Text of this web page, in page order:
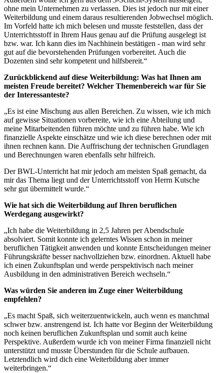
ohne mein Unternehmen zu verlassen. Dies ist jedoch nur mit einer
Weiterbildung und einem daraus resultierenden Jobwechsel möglich.
Im Vorfeld hatte ich mich belesen und musste feststellen, dass der
Unterrichtsstoff in Ihrem Haus genau auf die Prüfung ausgelegt ist
bzw. war. Ich kann dies im Nachhinein bestätigen - man wird sehr
gut auf die bevorstehenden Prüfungen vorbereitet. Auch die
Dozenten sind sehr kompetent und hilfsbereit.“
Zurückblickend auf diese Weiterbildung: Was hat Ihnen am
meisten Freude bereitet? Welcher Themenbereich war für Sie
der Interessanteste?
„Es ist eine Mischung aus allen Bereichen. Zu wissen, wie ich mich
auf gewisse Situationen vorbereite, wie ich eine Abteilung und
meine Mitarbeitenden führen möchte und zu führen habe. Wie ich
finanzielle Aspekte einschätze und wie ich diese berechnen oder mit
ihnen rechnen kann. Die Auffrischung der technischen Grundlagen
und Berechnungen waren ebenfalls sehr hilfreich.
Der BWL-Unterricht hat mir jedoch am meisten Spaß gemacht, da
mir das Thema liegt und der Unterrichtsstoff von Herrn Kutsche
sehr gut übermittelt wurde.“
Wie hat sich die Weiterbildung auf Ihren beruflichen
Werdegang ausgewirkt?
„Ich habe die Weiterbildung in 2,5 Jahren per Abendschule
absolviert. Somit konnte ich gelerntes Wissen schon in meiner
beruflichen Tätigkeit anwenden und konnte Entscheidungen meiner
Führungskräfte besser nachvollziehen bzw. einordnen. Aktuell habe
ich einen Zukunftsplan und werde perspektivisch nach meiner
Ausbildung in den administrativen Bereich wechseln.“
Was würden Sie anderen im Zuge einer Weiterbildung
empfehlen?
„Es macht Spaß, sich weiterzuentwickeln, auch wenn es manchmal
schwer bzw. anstrengend ist. Ich hatte vor Beginn der Weiterbildung
noch keinen beruflichen Zukunftsplan und somit auch keine
Perspektive. Außerdem wurde ich von meiner Firma finanziell nicht
unterstützt und musste Überstunden für die Schule aufbauen.
Letztendlich wird dich eine Weiterbildung aber immer
weiterbringen.“